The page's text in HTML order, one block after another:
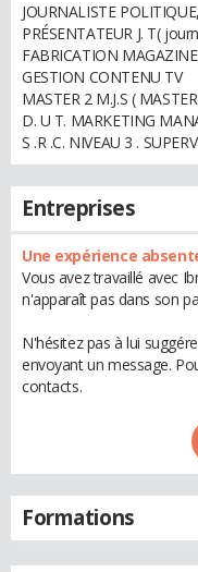
JOURNALISTE
PRÉSENTATEUR J. T(
FABRICATION
GESTION CONTENU TV
MASTER 2 M.J.S (
D. U T. MARKETING
S .R .C. NIVEAU 3 .
Entreprises
Une expérience
Vous avez travaillé avec
n'apparaît pas dans son
N'hésitez pas à lui
envoyant un message.
contacts.
Formations